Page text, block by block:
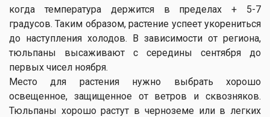
когда температура держится в пределах + 5-7
градусов. Таким образом, растение успеет укорениться
до наступления холодов. В зависимости от региона,
тюльпаны высаживают с середины сентября до
первых чисел ноября.
Место для растения нужно выбрать хорошо
освещенное, защищенное от ветров и сквозняков.
Тюльпаны хорошо растут в черноземе или в легких